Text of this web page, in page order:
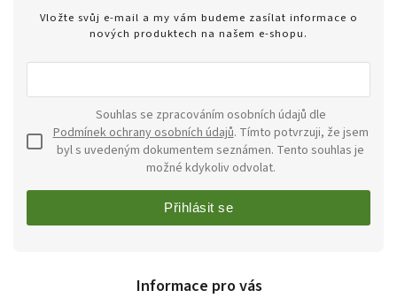
Vložte svůj e-mail a my vám budeme zasílat informace o
nových produktech na našem e-shopu.
Podmínek ochrany osobních údajů. Tímto potvrzuji, že jsem
byl s uvedeným dokumentem seznámen. Tento souhlas je
možné kdykoliv odvolat.
Přihlásit se
Informace pro vás